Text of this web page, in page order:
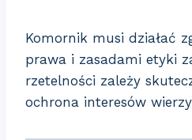
Komornik musi działać
prawa i zasadami etyki
rzetelności zależy
ochrona interesów